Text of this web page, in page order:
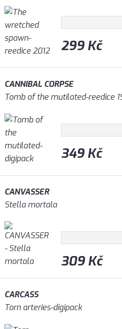
299 Kč
CANNIBAL CORPSE
Tomb of the mutilated-reedice
349 Kč
CANVASSER
Stella mortala
309 Kč
CARCASS
Torn arteries-digipack